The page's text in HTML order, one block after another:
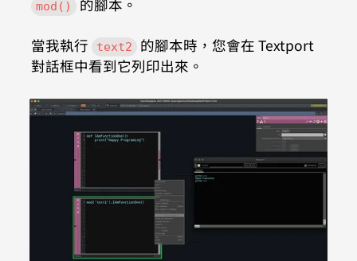
mod() 的腳本。
當我執行 text2
的腳本時，您會在 Textport
對話框中看到它列印出來。